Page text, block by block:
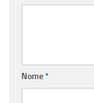
Nome*